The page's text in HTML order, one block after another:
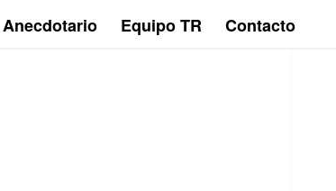
Anecdotario Equipo TR Contacto